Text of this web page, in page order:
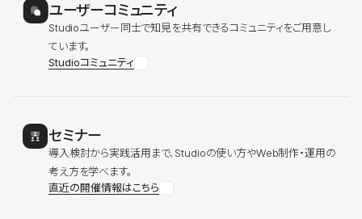
ユーザーコミュニティ
Studioユーザー同士で知見を共有できるコミュニティをご用意し
ています。
Studioコミュニティ
セミナー
導入検討から実践活用まで、Studioの使い方やWeb制作・運用の
考え方を学べます。
直近の開催情報はこちら